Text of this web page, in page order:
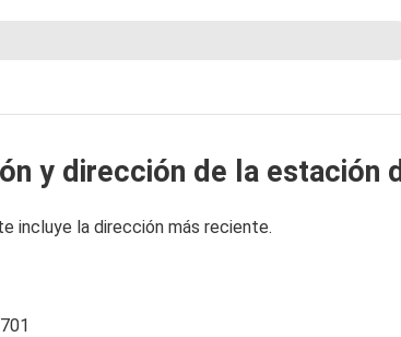
y dirección de la estación
incluye la dirección más reciente.